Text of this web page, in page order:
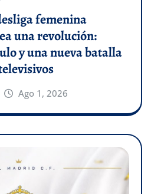
femenina
una revolución:
y una nueva batalla
Ago 1, 2026